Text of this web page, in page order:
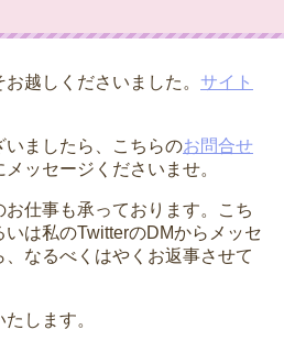
越しくださいました。 サイト
ましたら、こちらのお問合せ
ッセージくださいませ。
仕事も承っております。こち
は私のTwitterのDMからメッセ
なるべくはやくお返事させて
します。